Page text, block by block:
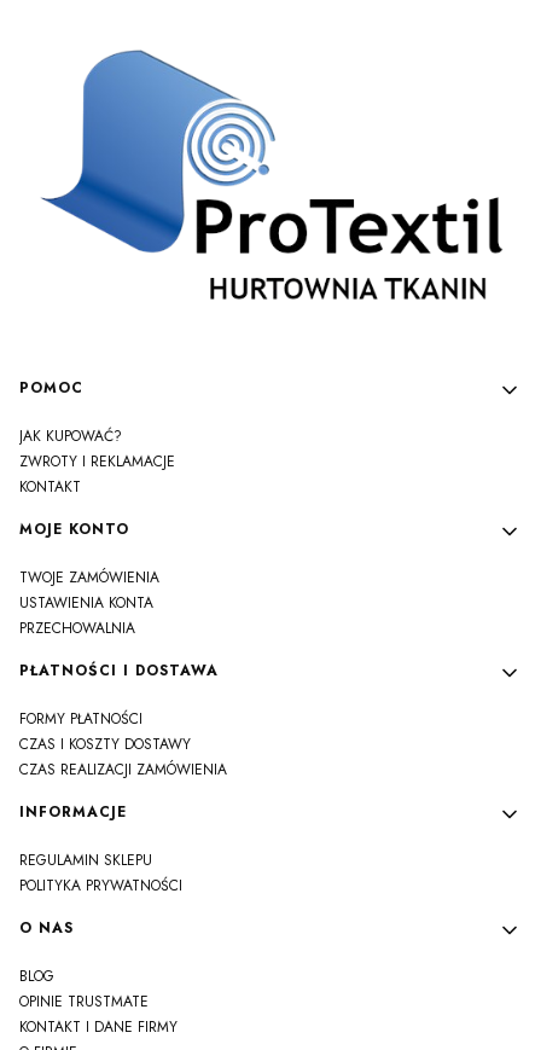
Linki w stopce
POMOC
JAK KUPOWAĆ?
ZWROTY I REKLAMACJE
KONTAKT
MOJE KONTO
TWOJE ZAMÓWIENIA
USTAWIENIA KONTA
PRZECHOWALNIA
PŁATNOŚCI I DOSTAWA
FORMY PŁATNOŚCI
CZAS I KOSZTY DOSTAWY
CZAS REALIZACJI ZAMÓWIENIA
INFORMACJE
REGULAMIN SKLEPU
POLITYKA PRYWATNOŚCI
O NAS
BLOG
OPINIE TRUSTMATE
KONTAKT I DANE FIRMY